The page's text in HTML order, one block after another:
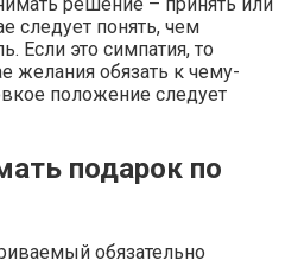
следует понять, чем
Если это симпатия, то
желания обязать к чему-
положение следует
подарок по
обязательно